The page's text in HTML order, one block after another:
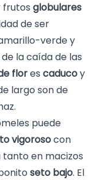
frutos globulares
de ser
verde y
la caída de las
flores caducoy
largo son de
puede
vigorosocon
tanto en macizos
seto bajo. El